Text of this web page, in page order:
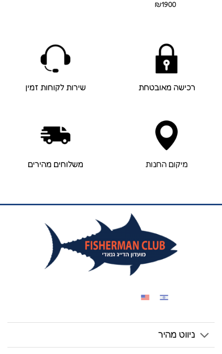
₪1900
רכישה מאובטחת שירות לקוחות זמין
מיקום החנות משלוחים מהירים
ניווט מהיר